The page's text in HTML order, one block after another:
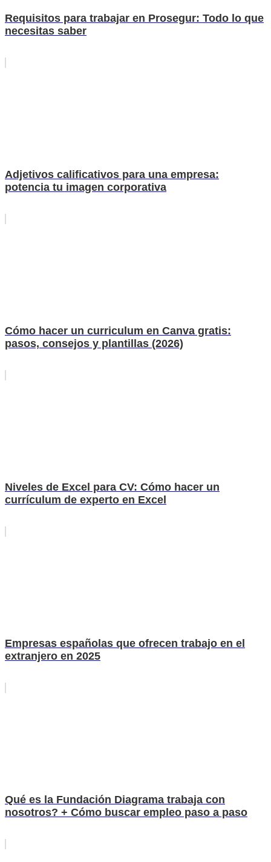
Requisitos para trabajar en Prosegur: Todo lo que
necesitas saber
Adjetivos calificativos para una empresa:
potencia tu imagen corporativa
Cómo hacer un curriculum en Canva gratis:
pasos, consejos y plantillas (2026)
Niveles de Excel para CV: Cómo hacer un
currículum de experto en Excel
Empresas españolas que ofrecen trabajo en el
extranjero en 2025
Qué es la Fundación Diagrama trabaja con
nosotros? + Cómo buscar empleo paso a paso